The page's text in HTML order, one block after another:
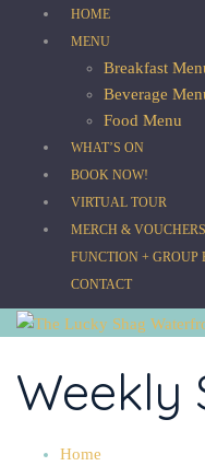
HOME
MENU
Breakfast
Beverage
Food Menu
WHAT’S ON
BOOK NOW!
VIRTUAL TOUR
MERCH & VOUCHERS
FUNCTION + GROUP
CONTACT
Weekly
Home